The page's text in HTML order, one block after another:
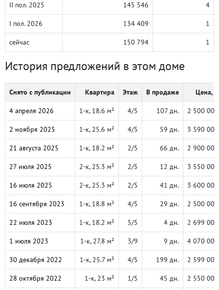
II пол. 2025 145 546 4
I пол. 2026 134 409 1
сейчас 150 794 1
История предложений в этом доме
Снято с публикации Квартира Этаж В продаже Цена, ₽
4 апреля 2026 1-к, 18.6 м² 4/5 107 дн. 2 500 000
2 ноября 2025 1-к, 25.6 м² 4/5 59 дн. 3 590 000
21 августа 2025 1-к, 18.2 м² 2/5 66 дн. 2 900 000
27 июля 2025 2-к, 25.3 м² 2/5 12 дн. 3 550 000
16 июля 2025 2-к, 25.3 м² 2/5 41 дн. 3 600 000
16 сентября 2023 1-к, 18.8 м² 4/5 29 дн. 2 500 000
22 июля 2023 1-к, 18.2 м² 5/5 4 дн. 2 699 000
1 июля 2023 1-к, 27.8 м² 3/9 9 дн. 4 070 000
30 декабря 2022 1-к, 25.7 м² 4/5 199 дн. 2 599 000
28 октября 2022 1-к, 23 м² 1/5 45 дн. 2 550 000